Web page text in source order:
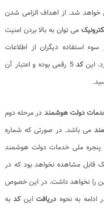
خواهد شد. از اهداف الزامی شدن
می توان به بالا بردن امنیت
استفاده دیگران از اطلاعات
اینکد
5 رقمی بوده و اعتبار آن
دولت هوشمند در مرحله دوم
می باشد. در صورتی که شماره
پنجره ملی خدمات دولت هوشمند
قابل مشاهده نخواهد بود که در
را نخواهد داشت. در این خصوص
به نحوه دریافتاینکد به